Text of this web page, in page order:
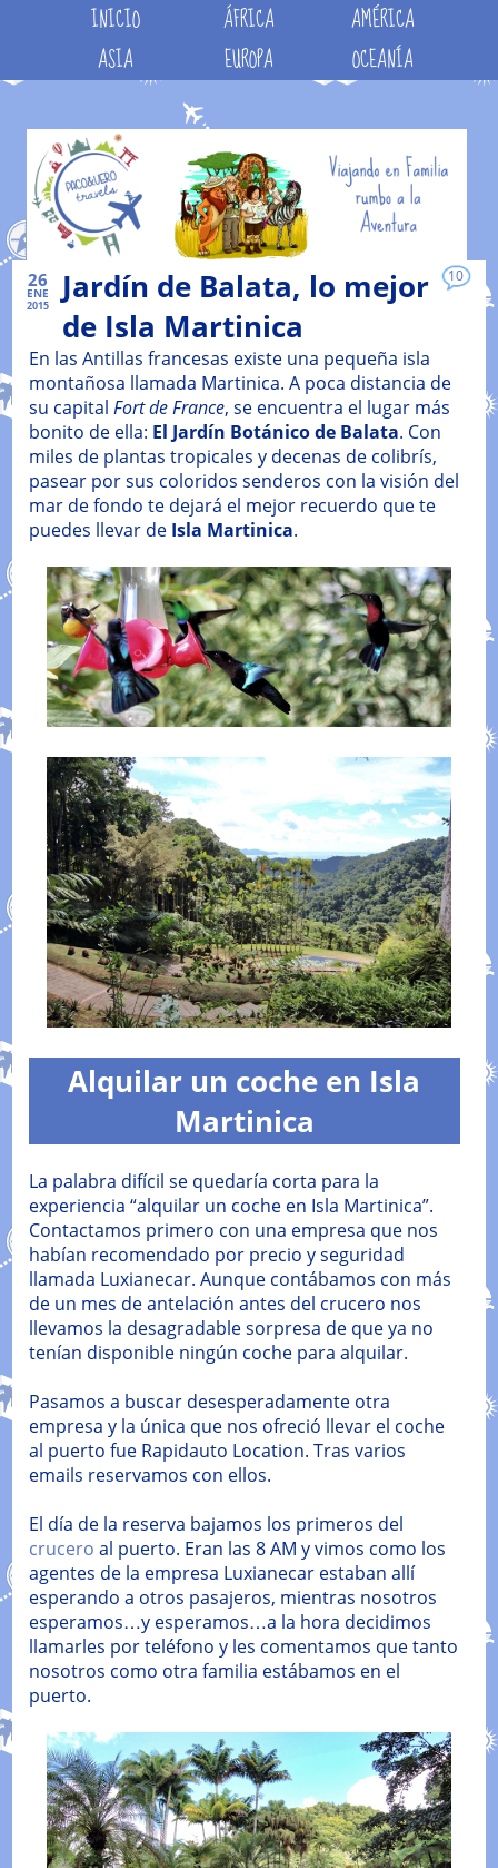
INICIO ÁFRICA
AMÉRICA
ASIA
EUROPA OCEANÍA
26
ENE
2015
10
Jardín de Balata, lo mejor
de Isla Martinica
En las Antillas francesas existe una pequeña isla
montañosa llamada Martinica. A poca distancia de
su capital Fort de France, se encuentra el lugar más
bonito de ella: El Jardín Botánico de Balata. Con
miles de plantas tropicales y decenas de colibrís,
pasear por sus coloridos senderos con la visión del
mar de fondo te dejará el mejor recuerdo que te
puedes llevar de Isla Martinica.
Alquilar un coche en Isla
Martinica
La palabra difícil se quedaría corta para la
experiencia “alquilar un coche en Isla Martinica”.
Contactamos primero con una empresa que nos
habían recomendado por precio y seguridad
llamada Luxianecar. Aunque contábamos con más
de un mes de antelación antes del crucero nos
llevamos la desagradable sorpresa de que ya no
tenían disponible ningún coche para alquilar.
Pasamos a buscar desesperadamente otra
empresa y la única que nos ofreció llevar el coche
al puerto fue Rapidauto Location. Tras varios
emails reservamos con ellos.
El día de la reserva bajamos los primeros del
crucero al puerto. Eran las 8 AM y vimos como los
agentes de la empresa Luxianecar estaban allí
esperando a otros pasajeros, mientras nosotros
esperamos…y esperamos…a la hora decidimos
llamarles por teléfono y les comentamos que tanto
nosotros como otra familia estábamos en el
puerto.